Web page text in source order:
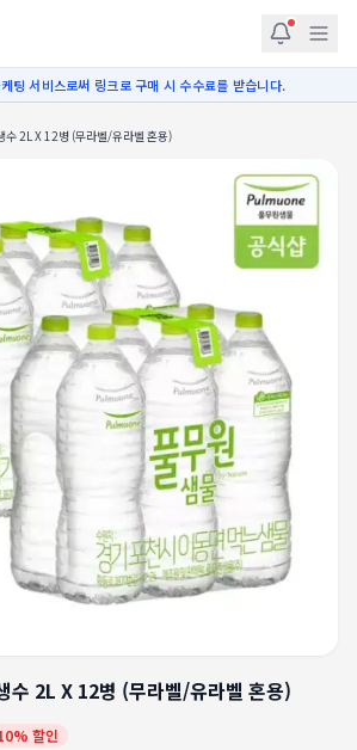
팅 서비스로써 링크로 구매 시 수수료를 받습니다.
수 2L X 12병 (무라벨/유라벨 혼용)
수 2L X 12병 (무라벨/유라벨 혼용)
% 할인